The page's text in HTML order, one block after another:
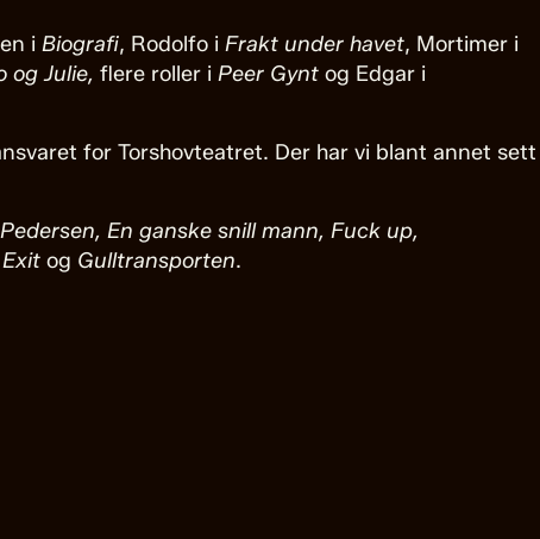
i Biografi, Rodolfo i Frakt under havet, Mortimer i
og Julie, flere roller i Peer Gynt og Edgar i
for Torshovteatret. Der har vi blant annet sett
En ganske snill mann, Fuck up,
Exit og Gulltransporten.